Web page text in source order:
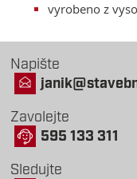
vyrobeno z
Napište
Zavolejte
595 133 311
Sledujte